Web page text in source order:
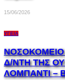
15/06/2026
ΥΓΕΊΑ
Δ/ΝΤΗ ΤΗΣ
ΛΟΜΠΑΝΤI –